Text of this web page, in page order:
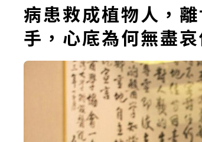
病患救成植物人，
手，心底為何無盡哀